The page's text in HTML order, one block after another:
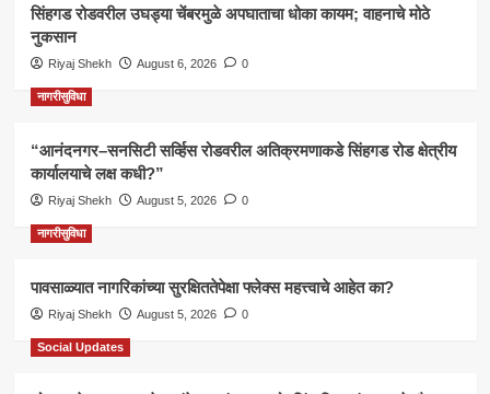
सिंहगड रोडवरील उघड्या चेंबरमुळे अपघाताचा धोका कायम; वाहनाचे मोठे
नुकसान
Riyaj Shekh August 6, 2026 0
नागरीसुविधा
“आनंदनगर–सनसिटी सर्व्हिस रोडवरील अतिक्रमणाकडे सिंहगड रोड क्षेत्रीय
कार्यालयाचे लक्ष कधी?”
Riyaj Shekh August 5, 2026 0
नागरीसुविधा
पावसाळ्यात नागरिकांच्या सुरक्षिततेपेक्षा फ्लेक्स महत्त्वाचे आहेत का?
Riyaj Shekh August 5, 2026 0
Social Updates